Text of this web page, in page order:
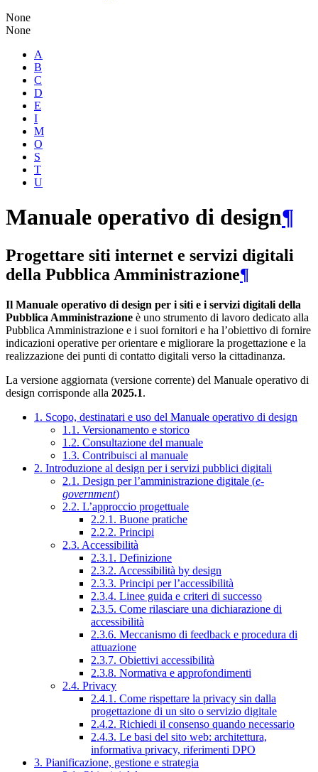
None
None
A
B
C
D
E
I
M
O
S
T
U
Manuale operativo di design¶
Progettare siti internet e servizi digitali
della Pubblica Amministrazione¶
Il Manuale operativo di design per i siti e i servizi digitali della
Pubblica Amministrazione è uno strumento di lavoro dedicato alla
Pubblica Amministrazione e i suoi fornitori e ha l’obiettivo di fornire
indicazioni operative per orientare e migliorare la progettazione e la
realizzazione dei punti di contatto digitali verso la cittadinanza.
La versione aggiornata (versione corrente) del Manuale operativo di
design corrisponde alla 2025.1.
1. Scopo, destinatari e uso del Manuale operativo di design
1.1. Versionamento e storico
1.2. Consultazione del manuale
1.3. Contribuisci al manuale
2. Introduzione al design per i servizi pubblici digitali
2.1. Design per l’amministrazione digitale (e-
government)
2.2. L’approccio progettuale
2.2.1. Buone pratiche
2.2.2. Principi
2.3. Accessibilità
2.3.1. Definizione
2.3.2. Accessibilità by design
2.3.3. Principi per l’accessibilità
2.3.4. Linee guida e criteri di successo
2.3.5. Come rilasciare una dichiarazione di
accessibilità
2.3.6. Meccanismo di feedback e procedura di
attuazione
2.3.7. Obiettivi accessibilità
2.3.8. Normativa e approfondimenti
2.4. Privacy
2.4.1. Come rispettare la privacy sin dalla
progettazione di un sito o servizio digitale
2.4.2. Richiedi il consenso quando necessario
2.4.3. Le basi del sito web: architettura,
informativa privacy, riferimenti DPO
3. Pianificazione, gestione e strategia